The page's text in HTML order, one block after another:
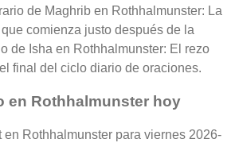
de Maghrib en Rothhalmunster: La
comienza justo después de la
de Isha en Rothhalmunster: El rezo
final del ciclo diario de oraciones.
en Rothhalmunster hoy
en Rothhalmunster para viernes 2026-